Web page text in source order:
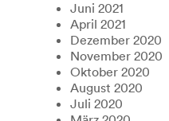
Juni 2021
April 2021
Dezember 2020
November 2020
Oktober 2020
August 2020
Juli 2020